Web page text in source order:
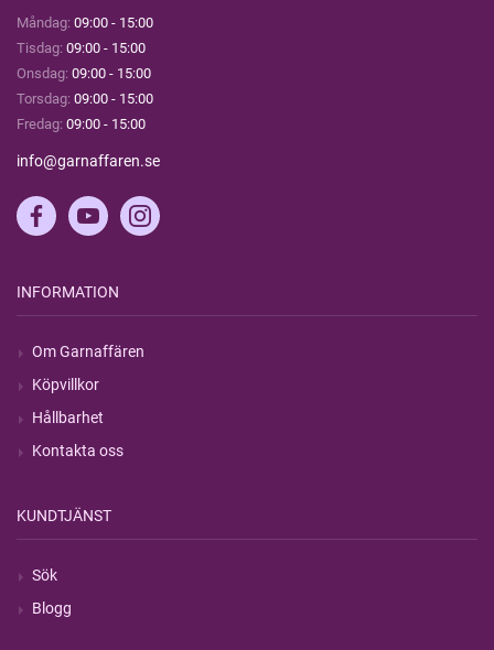
Måndag: 09:00 - 15:00
Tisdag: 09:00 - 15:00
Onsdag: 09:00 - 15:00
Torsdag: 09:00 - 15:00
Fredag: 09:00 - 15:00
info@garnaffaren.se
INFORMATION
Om Garnaffären
Köpvillkor
Hållbarhet
Kontakta oss
KUNDTJÄNST
Sök
Blogg